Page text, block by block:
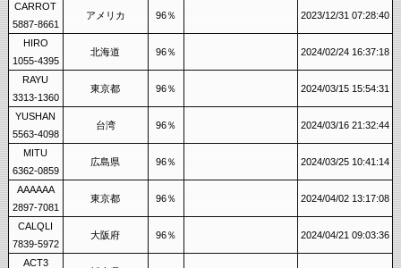
CARROT
5887-8661
アメリカ 96％ 2023/12/31 07:28:40
HIRO
1055-4395
北海道 96％ 2024/02/24 16:37:18
RAYU
3313-1360
東京都 96％ 2024/03/15 15:54:31
YUSHAN
5563-4098
台湾 96％ 2024/03/16 21:32:44
MITU
6362-0859
広島県 96％ 2024/03/25 10:41:14
AAAAAA
2897-7081
東京都 96％ 2024/04/02 13:17:08
CALQLI
7839-5972
大阪府 96％ 2024/04/21 09:03:36
ACT3